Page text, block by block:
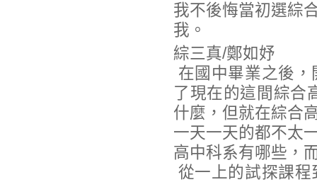
我不後悔當初選綜
我。
綜三真/鄭如妤
在國中畢業之後
了現在的這間綜合
什麼，但就在綜合
一天一天的都不太
高中科系有哪些，
從一上的試探課